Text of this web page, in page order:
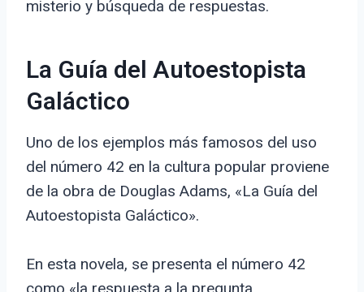
misterio y búsqueda de respuestas.
La Guía del Autoestopista
Galáctico
Uno de los ejemplos más famosos del uso
del número 42 en la cultura popular proviene
de la obra de Douglas Adams, «La Guía del
Autoestopista Galáctico».
En esta novela, se presenta el número 42